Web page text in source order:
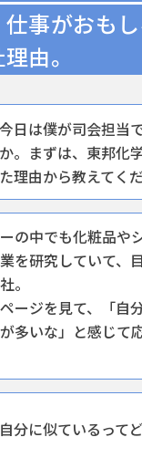
仕事がおも
由。
今日は僕が司会担当
か。まずは、東邦化
た理由から教えてくだ
の中でも化粧品や
を研究していて、
。
ージを見て、「自
多いな」と感じて
自分に似ているって